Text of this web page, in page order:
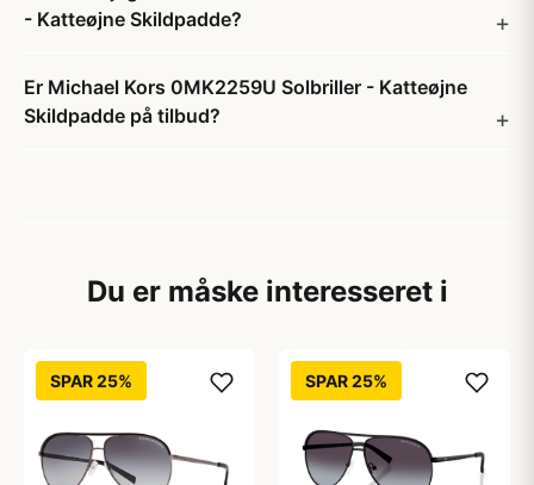
- Katteøjne Skildpadde?
Er Michael Kors 0MK2259U Solbriller - Katteøjne
Skildpadde på tilbud?
Du er måske interesseret i
SPAR 25% SPAR 25%